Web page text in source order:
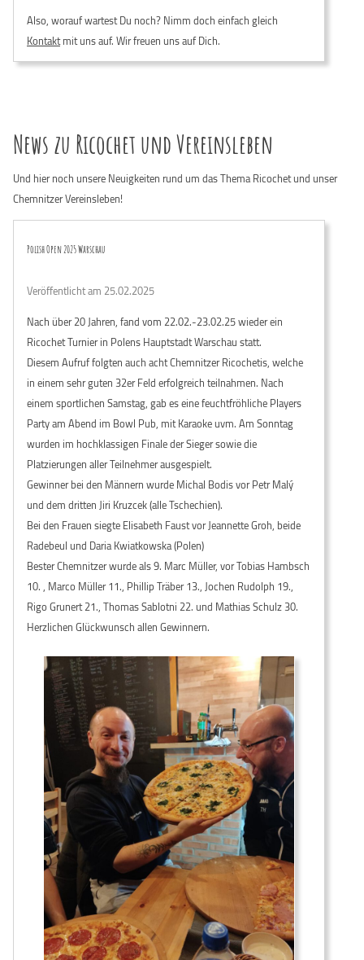
Also, worauf wartest Du noch? Nimm doch einfach gleich
Kontaktmit uns auf. Wir freuen uns auf Dich.
News zu Ricochet und Vereinsleben
Und hier noch unsere Neuigkeiten rund um das Thema Ricochet und unser
Chemnitzer Vereinsleben!
Polish Open 2025 Warschau
Veröffentlicht am 25.02.2025
Nach über 20 Jahren, fand vom 22.02.-23.02.25 wieder ein
Ricochet Turnier in Polens Hauptstadt Warschau statt.
Diesem Aufruf folgten auch acht Chemnitzer Ricochetis, welche
in einem sehr guten 32er Feld erfolgreich teilnahmen. Nach
einem sportlichen Samstag, gab es eine feuchtfröhliche Players
Party am Abend im Bowl Pub, mit Karaoke uvm. Am Sonntag
wurden im hochklassigen Finale der Sieger sowie die
Platzierungen aller Teilnehmer ausgespielt.
Gewinner bei den Männern wurde Michal Bodis vor Petr Malý
und dem dritten Jiri Kruzcek (alle Tschechien).
Bei den Frauen siegte Elisabeth Faust vor Jeannette Groh, beide
Radebeul und Daria Kwiatkowska (Polen)
Bester Chemnitzer wurde als 9. Marc Müller, vor Tobias Hambsch
10. , Marco Müller 11., Phillip Träber 13., Jochen Rudolph 19.,
Rigo Grunert 21., Thomas Sablotni 22. und Mathias Schulz 30.
Herzlichen Glückwunsch allen Gewinnern.